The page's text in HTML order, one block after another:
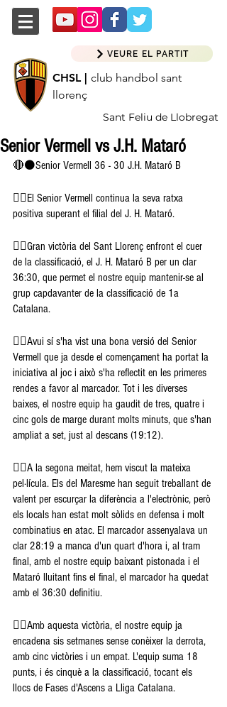
CHSL | club handbol sant
llorenç
Sant Feliu de Llobregat
VEURE EL PARTIT
Senior Vermell vs J.H. Mataró
🔴⚫️Senior Vermell 36 - 30 J.H. Mataró B
👉🏽El Senior Vermell continua la seva ratxa
positiva superant el filial del J. H. Mataró.
👉🏽Gran victòria del Sant Llorenç enfront el cuer
de la classificació, el J. H. Mataró B per un clar
36:30, que permet el nostre equip mantenir-se al
grup capdavanter de la classificació de 1a
Catalana.
👉🏽Avui sí s'ha vist una bona versió del Senior
Vermell que ja desde el començament ha portat la
iniciativa al joc i això s'ha reflectit en les primeres
rendes a favor al marcador. Tot i les diverses
baixes, el nostre equip ha gaudit de tres, quatre i
cinc gols de marge durant molts minuts, que s'han
ampliat a set, just al descans (19:12).
👉🏽A la segona meitat, hem viscut la mateixa
pel·lícula. Els del Maresme han seguit treballant de
valent per escurçar la diferència a l'electrònic, però
els locals han estat molt sòlids en defensa i molt
combinatius en atac. El marcador assenyalava un
clar 28:19 a manca d'un quart d'hora i, al tram
final, amb el nostre equip baixant pistonada i el
Mataró lluitant fins el final, el marcador ha quedat
amb el 36:30 definitiu.
👉🏽Amb aquesta victòria, el nostre equip ja
encadena sis setmanes sense conèixer la derrota,
amb cinc victòries i un empat. L'equip suma 18
punts, i és cinquè a la classificació, tocant els
llocs de Fases d'Ascens a Lliga Catalana.